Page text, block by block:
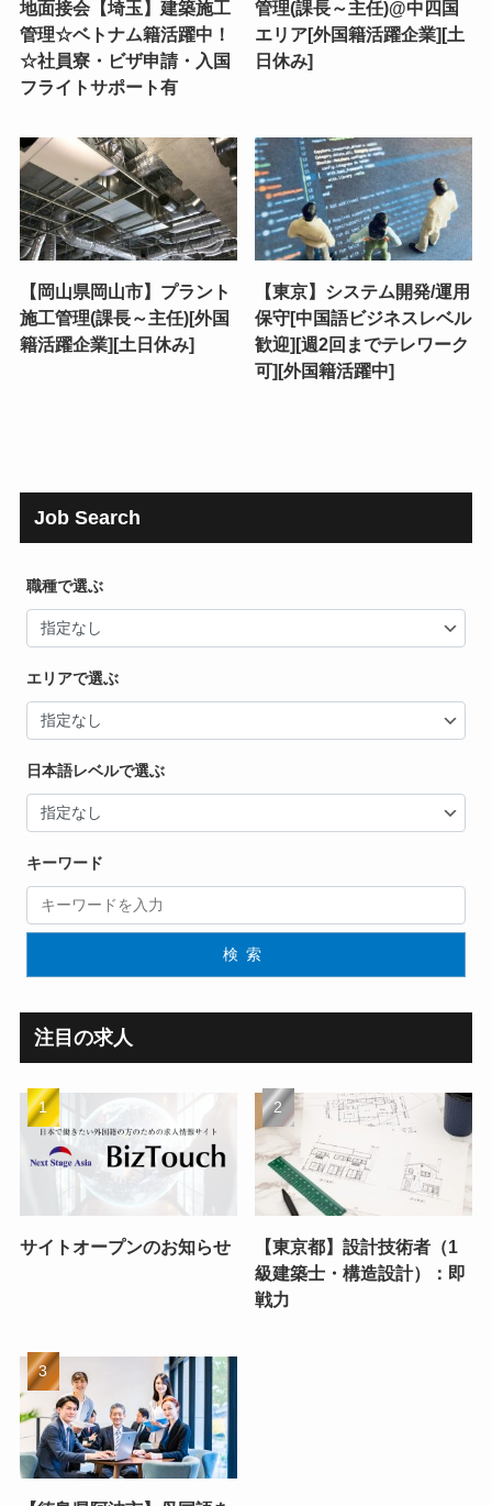
地面接会【埼玉】建築施工
管理☆ベトナム籍活躍中！
☆社員寮・ビザ申請・入国
フライトサポート有
管理(課長～主任)@中四国
エリア[外国籍活躍企業][土
日休み]
【岡山県岡山市】プラント
施工管理(課長～主任)[外国
籍活躍企業][土日休み]
【東京】システム開発/運用
保守[中国語ビジネスレベル
歓迎][週2回までテレワーク
可][外国籍活躍中]
Job Search
職種で選ぶ
エリアで選ぶ
日本語レベルで選ぶ
キーワード
検索
注目の求人
サイトオープンのお知らせ
【東京都】設計技術者（1
級建築士・構造設計）：即
戦力